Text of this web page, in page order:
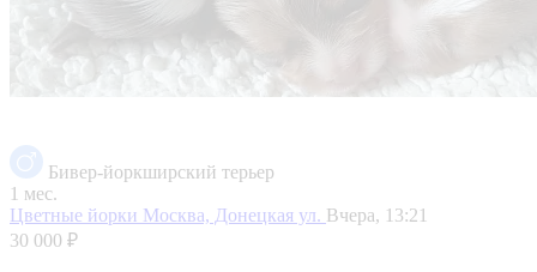
Бивер-йоркширский терьер
1 мес.
Цветные йорки Москва, Донецкая ул. Вчера, 13:21
30 000 ₽